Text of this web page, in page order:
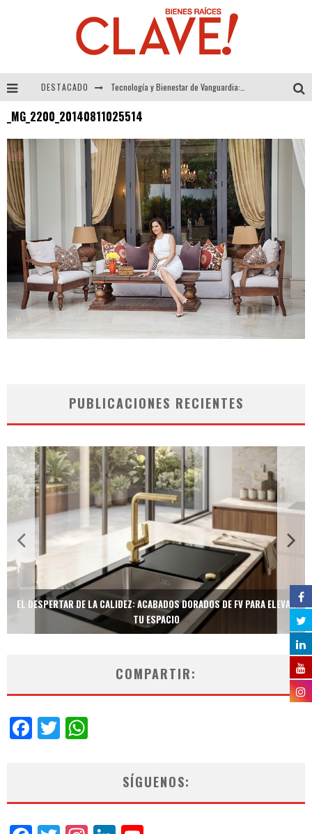
DESTACADO
Alexandra Bedoya – La Constancia detrás de La Paletería
El Despertar de la Calidez: Acabados Dorados de FV para Elevar tu Espacio
_MG_2200_20140811025514
PUBLICACIONES RECIENTES
EL DESPERTAR DE LA CALIDEZ: ACABADOS DORADOS DE FV PARA ELEVAR
TU ESPACIO
COMPARTIR:
Facebook
Twitter
SÍGUENOS: